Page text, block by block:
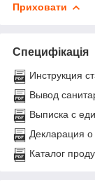
Приховати
Специфікація
Инструкция
Вывод
Выписка с
Декларация о
Каталог